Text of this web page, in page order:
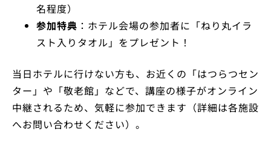
名程度）
参加特典 ：ホテル会場の参加者に「ねり丸イラ
スト入りタオル」をプレゼント！
当日ホテルに行けない方も、お近くの「はつらつセン
ター」や「敬老館」などで、講座の様子がオンライン
中継されるため、気軽に参加できます（詳細は各施設
へお問い合わせください）。